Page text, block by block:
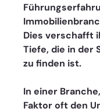
Dies verschafft
Tiefe, die in der
zu finden ist.
In einer
Faktor oft den